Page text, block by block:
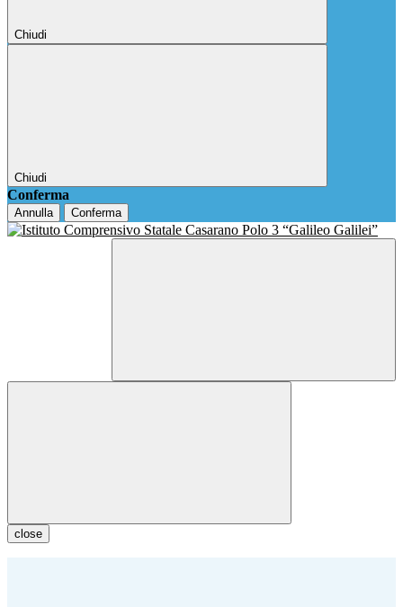
Chiudi
Chiudi
Conferma
Annulla Conferma
close